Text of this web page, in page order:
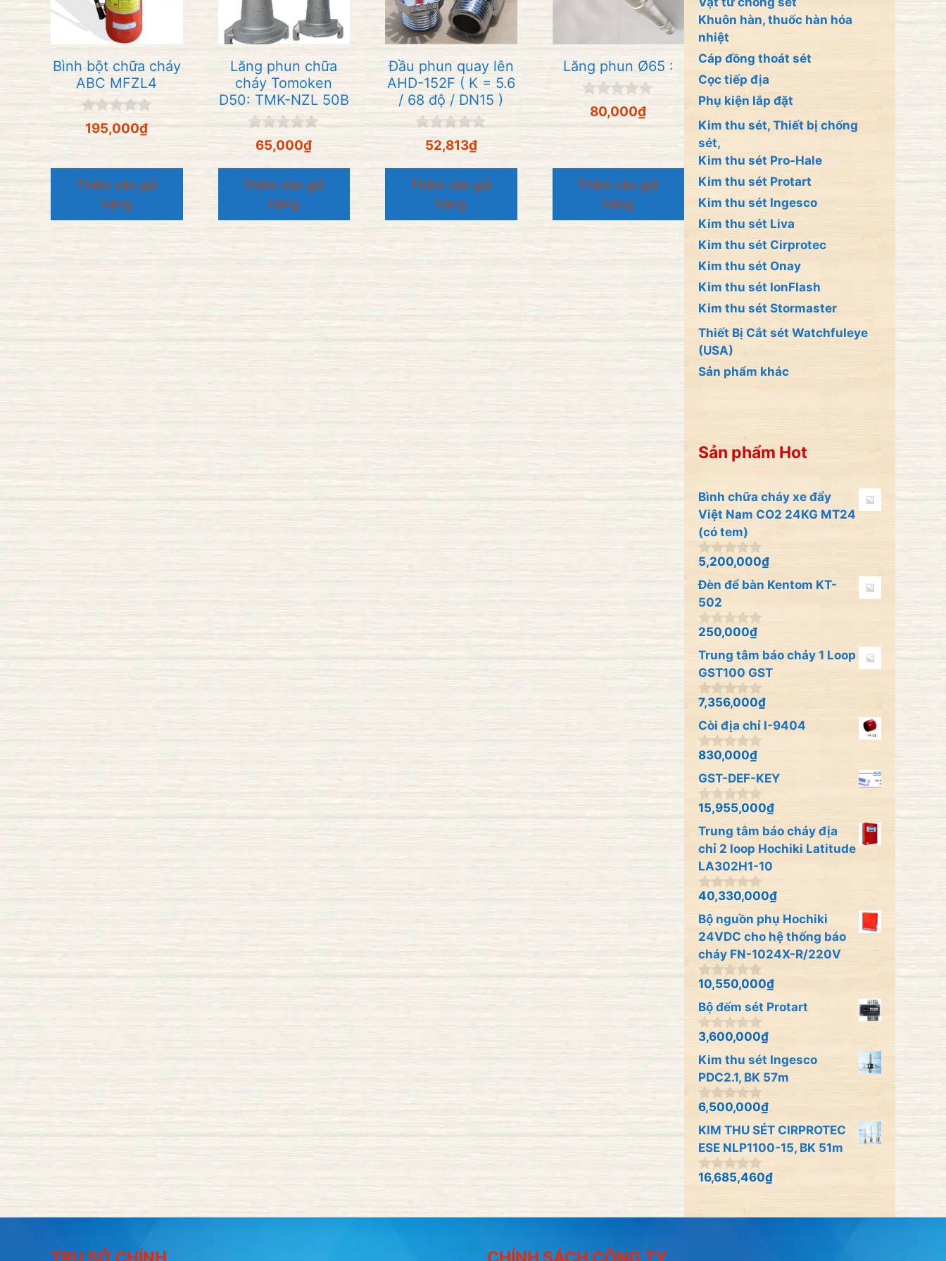
Bình bột chữa cháy
ABC MFZL4
0
n
i
195,000₫
Thêm vào giỏ
hàng
Lăng phun chữa
cháy Tomoken
D50: TMK-NZL 50B
g
o
à
5
65,000₫
Thêm vào giỏ
hàng
Đầu phun quay lên
AHD-152F ( K = 5.6
/ 68 độ / DN15 )
g
o
à
5
52,813₫
Thêm vào giỏ
hàng
Lăng phun Ø65 :
i
5
80,000₫
Thêm vào giỏ
hàng
Khuôn hàn, thuốc hàn hóa
nhiệt
Cáp đồng thoát sét
Cọc tiếp địa
Phụ kiện lắp đặt
Kim thu sét, Thiết bị chống
sét,
Kim thu sét Pro-Hale
Kim thu sét Protart
Kim thu sét Ingesco
Kim thu sét Liva
Kim thu sét Cirprotec
Kim thu sét Onay
Kim thu sét IonFlash
Kim thu sét Stormaster
Thiết Bị Cắt sét Watchfuleye
(USA)
Sản phẩm khác
Sản phẩm Hot
Bình chữa cháy xe đẩy
Việt Nam CO2 24KG MT24
(có tem)
0
n
g
o
à
i
5
5,200,000₫
Đèn để bàn Kentom KT-
502
0
n
g
o
à
i
5
250,000₫
Trung tâm báo cháy 1 Loop
GST100 GST
0
n
g
o
à
5
7,356,000₫
Còi địa chỉ I-9404
0
n
g
o
à
5
830,000₫
GST-DEF-KEY
0
n
g
o
à
i
5
15,955,000₫
Trung tâm báo cháy địa
chỉ 2 loop Hochiki Latitude
LA302H1-10
0
n
g
o
i
5
40,330,000₫
Bộ nguồn phụ Hochiki
24VDC cho hệ thống báo
cháy FN-1024X-R/220V
0
n
g
o
à
5
10,550,000₫
Bộ đếm sét Protart
0
n
g
o
à
i
5
3,600,000₫
Kim thu sét Ingesco
PDC2.1, BK 57m
0
n
g
o
à
i
5
6,500,000₫
KIM THU SÉT CIRPROTEC
ESE NLP1100-15, BK 51m
0
o
16,685,460₫